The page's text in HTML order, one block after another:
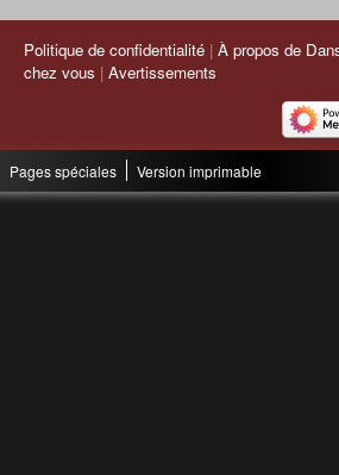
Politique de confidentialité À propos de
chez vous
Avertissements
Pages spéciales Version imprimable